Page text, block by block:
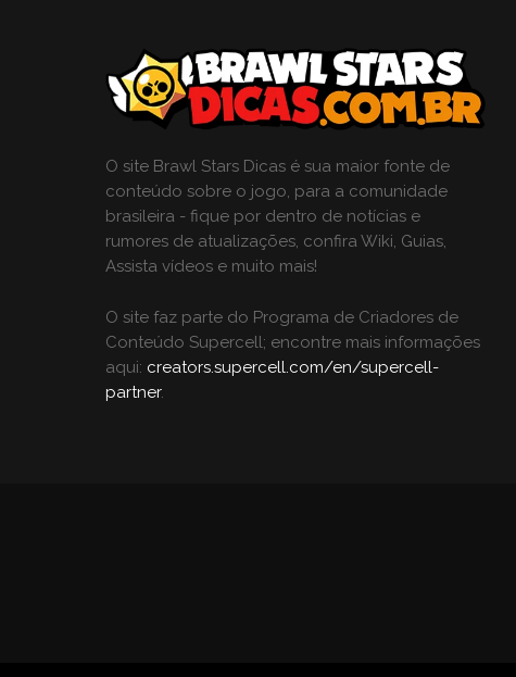
O site Brawl Stars Dicas é sua maior fonte de
conteúdo sobre o jogo, para a comunidade
brasileira - fique por dentro de notícias e
rumores de atualizações, confira Wiki, Guias,
Assista vídeos e muito mais!
O site faz parte do Programa de Criadores de
Conteúdo Supercell; encontre mais informações
aqui: creators.supercell.com/en/supercell-
partner.